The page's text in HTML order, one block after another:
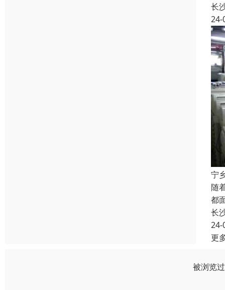
长
24-
宁
随
都
长
24-
更
被浏览